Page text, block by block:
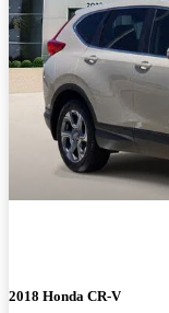
2018 Honda CR-V